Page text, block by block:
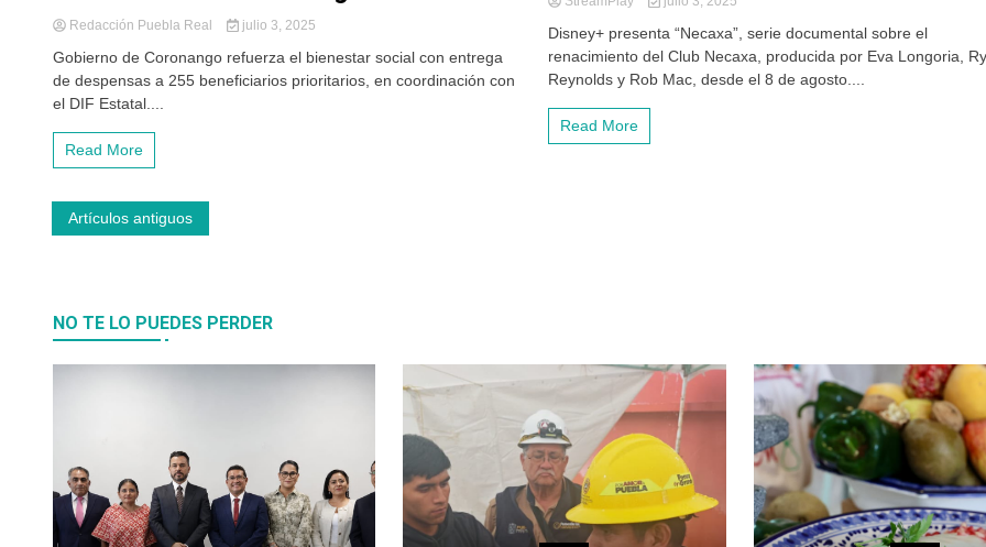
Redacción Puebla Real julio 3, 2025
Gobierno de Coronango refuerza el bienestar social con entrega
de despensas a 255 beneficiarios prioritarios, en coordinación con
el DIF Estatal....
Read More
Disney+ presenta “Necaxa”, serie documental sobre el
renacimiento del Club Necaxa, producida por Eva Longoria,
Reynolds y Rob Mac, desde el 8 de agosto....
Read More
Navegación
entradas
Artículos antiguos
NO TE LO PUEDES PERDER